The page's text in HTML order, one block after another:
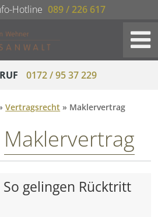
Hotline 089 / 226 617
0172 / 95 37 229
Vertragsrecht » Maklervertrag
Maklervertrag
gelingen Rücktritt